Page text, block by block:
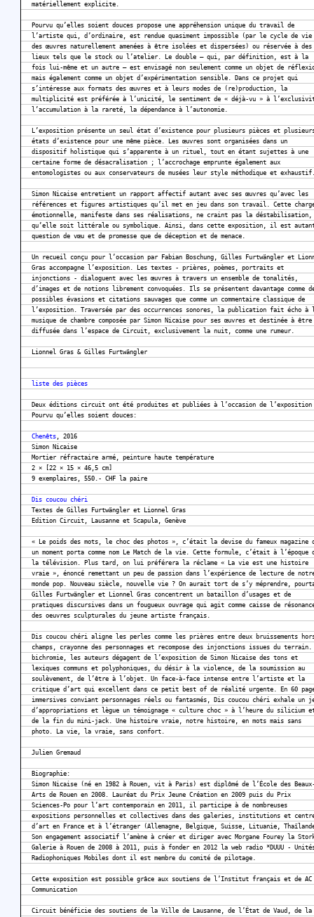
matériellement explicite.
Pourvu qu’elles soient douces propose une appréhension unique du travail de
l’artiste qui, d’ordinaire, est rendue quasiment impossible (par le cycle de vie
des œuvres naturellement amenées à être isolées et dispersées) ou réservée à des
lieux tels que le stock ou l’atelier. Le double – qui, par définition, est à la
fois lui-même et un autre – est envisagé non seulement comme un objet de
mais également comme un objet d’expérimentation sensible. Dans ce projet qui
s’intéresse aux formats des œuvres et à leurs modes de (re)production, la
multiplicité est préférée à l’unicité, le sentiment de « déjà-vu » à
l’accumulation à la rareté, la dépendance à l’autonomie.
L’exposition présente un seul état d’existence pour plusieurs pièces et
états d’existence pour une même pièce. Les œuvres sont organisées dans un
dispositif holistique qui s’apparente à un rituel, tout en étant sujettes à une
certaine forme de désacralisation ; l’accrochage emprunte également aux
entomologistes ou aux conservateurs de musées leur style méthodique et
Simon Nicaise entretient un rapport affectif autant avec ses œuvres qu’avec les
références et figures artistiques qu’il met en jeu dans son travail. Cette
émotionnelle, manifeste dans ses réalisations, ne craint pas la déstabilisation,
qu’elle soit littérale ou symbolique. Ainsi, dans cette exposition, il est
question de vœu et de promesse que de déception et de menace.
Un recueil conçu pour l’occasion par Fabian Boschung, Gilles Furtwängler et
Gras accompagne l’exposition. Les textes - prières, poèmes, portraits et
injonctions - dialoguent avec les œuvres à travers un ensemble de tonalités,
d’images et de notions librement convoquées. Ils se présentent davantage comme
possibles évasions et citations sauvages que comme un commentaire classique de
l’exposition. Traversée par des occurrences sonores, la publication fait écho à
musique de chambre composée par Simon Nicaise pour ses œuvres et destinée à être
diffusée dans l’espace de Circuit, exclusivement la nuit, comme une rumeur.
Lionnel Gras & Gilles Furtwängler
liste des pièces
Deux éditions circuit ont été produites et publiées à l’occasion de l’exposition
Pourvu qu’elles soient douces:
Chenêts , 2016
Simon Nicaise
Mortier réfractaire armé, peinture haute température
2 × [22 × 15 × 46,5 cm]
9 exemplaires, 550.- CHF la paire
Dis coucou chéri
Textes de Gilles Furtwängler et Lionnel Gras
Edition Circuit, Lausanne et Scapula, Genève
« Le poids des mots, le choc des photos », c’était la devise du fameux magazine
un moment porta comme nom Le Match de la vie. Cette formule, c’était à l’époque
la télévision. Plus tard, on lui préférera la réclame « La vie est une histoire
vraie », énoncé remettant un peu de passion dans l’expérience de lecture de
monde pop. Nouveau siècle, nouvelle vie ? On aurait tort de s’y méprendre,
Gilles Furtwängler et Lionnel Gras concentrent un bataillon d’usages et de
pratiques discursives dans un fougueux ouvrage qui agit comme caisse de
des oeuvres sculpturales du jeune artiste français.
Dis coucou chéri aligne les perles comme les prières entre deux bruissements
champs, crayonne des personnages et recompose des injonctions issues du terrain.
bichromie, les auteurs dégagent de l’exposition de Simon Nicaise des tons et
lexiques communs et polyphoniques, du désir à la violence, de la soumission au
soulèvement, de l’être à l’objet. Un face-à-face intense entre l’artiste et la
critique d’art qui excellent dans ce petit best of de réalité urgente. En 60
immersives conviant personnages réels ou fantasmés, Dis coucou chéri exhale un
d’appropriations et lègue un témoignage « culture choc » à l’heure du silicium
de la fin du mini-jack. Une histoire vraie, notre histoire, en mots mais sans
photo. La vie, la vraie, sans confort.
Julien Gremaud
Biographie:
Simon Nicaise (né en 1982 à Rouen, vit à Paris) est diplômé de l’École des
Arts de Rouen en 2008. Lauréat du Prix Jeune Création en 2009 puis du Prix
Sciences-Po pour l’art contemporain en 2011, il participe à de nombreuses
expositions personnelles et collectives dans des galeries, institutions et
d’art en France et à l’étranger (Allemagne, Belgique, Suisse, Lituanie,
Son engagement associatif l’amène à créer et diriger avec Morgane Fourey la
Galerie à Rouen de 2008 à 2011, puis à fonder en 2012 la web radio *DUUU -
Radiophoniques Mobiles dont il est membre du comité de pilotage.
Cette exposition est possible grâce aux soutiens de l’Institut français et de AC
Communication
Circuit bénéficie des soutiens de la Ville de Lausanne, de l’État de Vaud, de la